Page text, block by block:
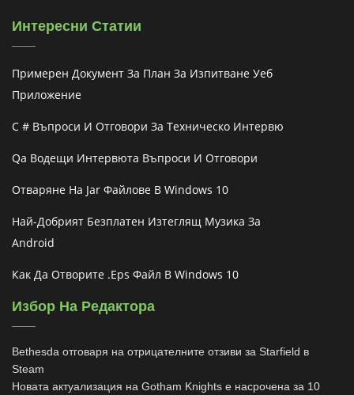
Интересни Статии
Примерен Документ За План За Изпитване Уеб
Приложение
C # Въпроси И Отговори За Техническо Интервю
Qa Водещи Интервюта Въпроси И Отговори
Отваряне На Jar Файлове В Windows 10
Най-Добрият Безплатен Изтеглящ Музика За
Android
Как Да Отворите .eps Файл В Windows 10
Избор На Редактора
Bethesda отговаря на отрицателните отзиви за Starfield в
Steam
Новата актуализация на Gotham Knights е насрочена за 10